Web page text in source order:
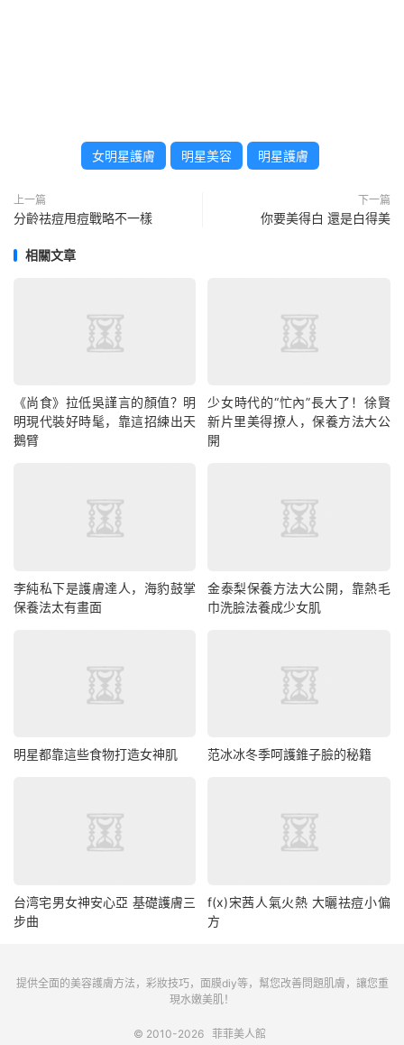
女明星護膚 明星美容 明星護膚
上一篇
分齡祛痘甩痘戰略不一樣
下一篇
你要美得白 還是白得美
相關文章
《尚食》拉低吳謹言的顏值？明
明現代裝好時髦，靠這招練出天
鵝臂
少女時代的“忙內”長大了！徐賢
新片里美得撩人，保養方法大公
開
李純私下是護膚達人，海豹鼓掌
保養法太有畫面
金泰梨保養方法大公開，靠熱毛
巾洗臉法養成少女肌
明星都靠這些食物打造女神肌 范冰冰冬季呵護錐子臉的秘籍
台湾宅男女神安心亞 基礎護膚三
步曲
f(x)宋茜人氣火熱 大曬祛痘小偏
方
提供全面的美容護膚方法，彩妝技巧，面膜diy等，幫您改善問題肌膚，讓您重
現水嫩美肌！
© 2010-2026 菲菲美人館